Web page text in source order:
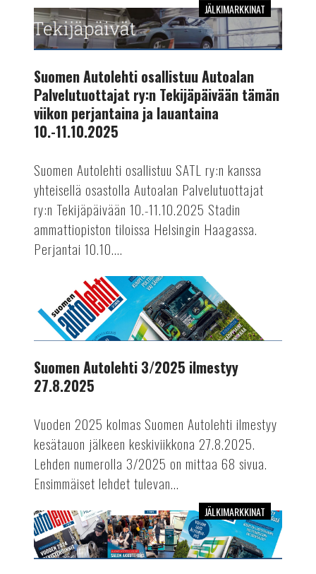
Suomen
Autolehti
osallistuu
Autoalan
Palvelutuottajat
ry:n
Tekijäpäivään
tämän
perjantaina
ja
lauantaina
10.-11.10.2025
JÄLKIMARKKINAT
Suomen Autolehti osallistuu Autoalan
Palvelutuottajat ry:n Tekijäpäivään tämän
viikon perjantaina ja lauantaina
10.-11.10.2025
Suomen Autolehti osallistuu SATL ry:n kanssa
yhteisellä osastolla Autoalan Palvelutuottajat
ry:n Tekijäpäivään 10.-11.10.2025 Stadin
ammattiopiston tiloissa Helsingin Haagassa.
Perjantai 10.10....
Autolehti
3/2025
ilmestyy
AUTOTEKNIIKKA
Suomen Autolehti 3/2025 ilmestyy
27.8.2025
Vuoden 2025 kolmas Suomen Autolehti ilmestyy
kesätauon jälkeen keskiviikkona 27.8.2025.
Lehden numerolla 3/2025 on mittaa 68 sivua.
Ensimmäiset lehdet tulevan...
Suomen
Autolehden
vuoden
JÄLKIMARKKINAT